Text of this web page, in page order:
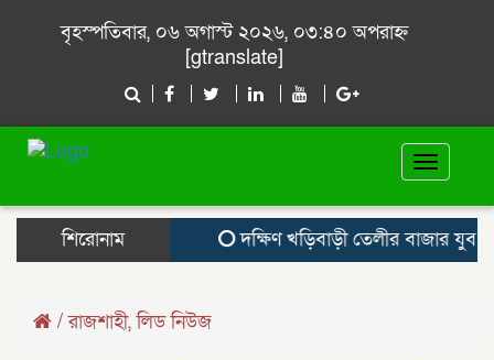
বৃহস্পতিবার, ০৬ অগাস্ট ২০২৬, ০৩:৪০ অপরাহ্ন
[gtranslate]
Toggle
শিরোনাম
দক্ষিণ খড়িবাড়ী তেলীর বাজার যুব
/রাজশাহী,লিড নিউজ